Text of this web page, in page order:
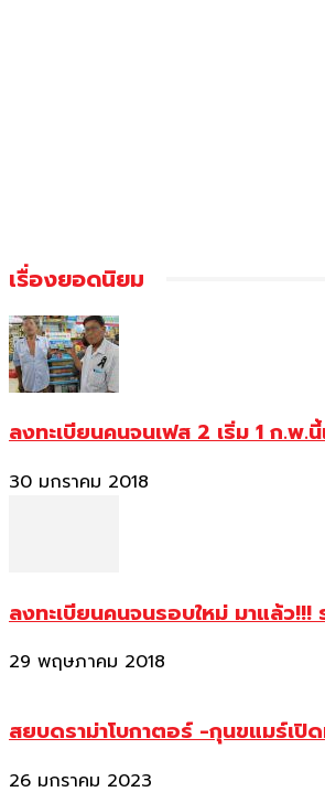
เรื่องยอดนิยม
ลงทะเบียนคนจนเฟส 2 เริ่ม 1 ก.พ.
30 มกราคม 2018
ลงทะเบียนคนจนรอบใหม่ มาแล้ว
29 พฤษภาคม 2018
สยบดราม่าโบกาตอร์ -กุนขแมร์เปิ
26 มกราคม 2023